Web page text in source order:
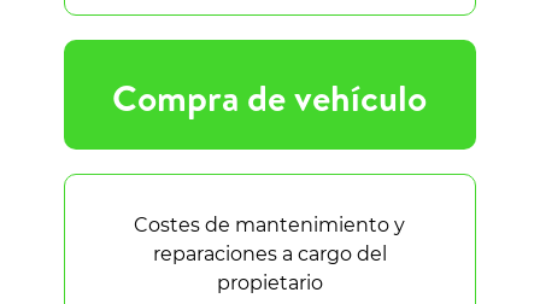
Compra de vehículo
Costes de mantenimiento y
reparaciones a cargo del
propietario